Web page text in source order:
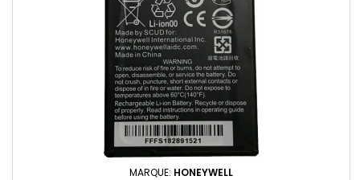
MARQUE: HONEYWELL